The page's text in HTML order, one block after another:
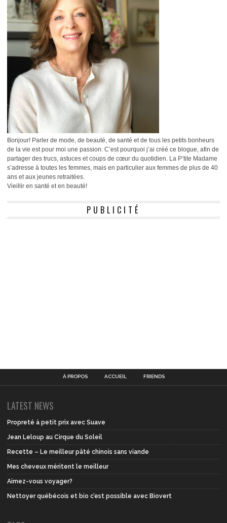
Bonjour! Parler de mode, de beauté, de santé et de tous les petits bonheurs
de la vie est pour moi une passion. C’est pourquoi j’ai créé ce blogue, afin de
partager des trucs, astuces et coups de cœur du quotidien. La P’tite Madame
s’adresse à toutes les femmes, mais en particulier aux femmes de plus de 40
ans et aux jeunes retraitées.
Vieillir en santé et en beauté!
PUBLICITÉ
À PROPOS ACCUEIL FRIENDS
LATEST NEWS
Propreté à petit prix avec Suave
Jean Leloup au Cirque du Soleil
Recette – Le meilleur pâté chinois sans viande
Mes cheveux méritent le meilleur
Aimez-vous voyager?
Nettoyer québécois et bio c’est possible avec Biovert